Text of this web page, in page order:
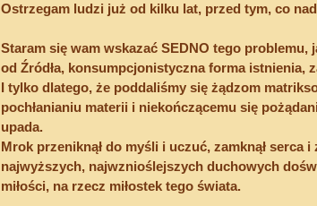
Ostrzegam ludzi już od kilku lat, przed tym, co
Staram się wam wskazać SEDNO tego
od Źródła, konsumpcjonistyczna forma istnienia,
I tylko dlatego, że poddaliśmy się żądzom
pochłanianiu materii i niekończącemu się
upada.
Mrok przeniknął do myśli i uczuć, zamknął serca
najwyższych, najwznioślejszych duchowych
miłości, na rzecz miłostek tego świata.